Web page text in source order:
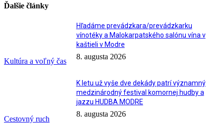
Ďalšie články
Kultúra a voľný čas
Hľadáme prevádzkara/prevádzkarku
vínotéky a Malokarpatského salónu vína v
kaštieli v Modre
8. augusta 2026
Cestovný ruch
K letu už vyše dve dekády patrí významný
medzinárodný festival komornej hudby a
jazzu HUDBA MODRE
8. augusta 2026